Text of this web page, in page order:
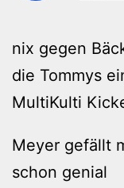
nix gegen
die Tommys
MultiKulti
Meyer gefällt
schon genial